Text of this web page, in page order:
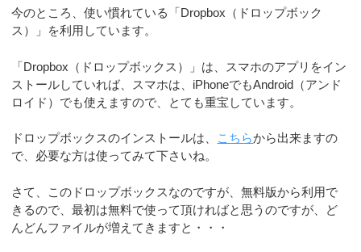
今のところ、使い慣れている「Dropbox（ドロップボック
ス）」を利用しています。
「Dropbox（ドロップボックス）」は、スマホのアプリをイン
ストールしていれば、スマホは、iPhoneでもAndroid（アンド
ロイド）でも使えますので、とても重宝しています。
ドロップボックスのインストールは、 こちらから出来ますの
で、必要な方は使ってみて下さいね。
さて、このドロップボックスなのですが、無料版から利用で
きるので、最初は無料で使って頂ければと思うのですが、ど
んどんファイルが増えてきますと・・・